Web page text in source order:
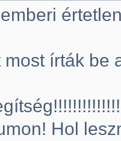
most írták be
Hol